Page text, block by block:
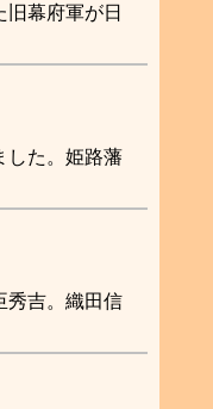
幕府軍が日
した。姫路藩
秀吉。織田信